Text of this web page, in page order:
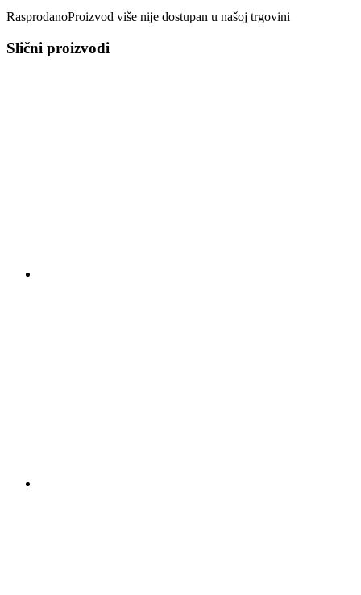
RasprodanoProizvod više nije dostupan u našoj trgovini
Slični proizvodi